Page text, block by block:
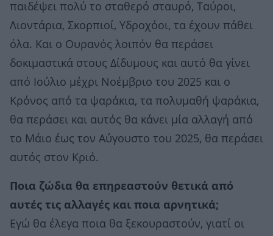
παιδέψει πολύ το σταθερό σταυρό, Ταύροι,
Λιοντάρια, Σκορπιοί, Υδροχόοι, τα έχουν πάθει
όλα. Και ο Ουρανός λοιπόν θα περάσει
δοκιμαστικά στους Δίδυμους και αυτό θα γίνει
από Ιούλιο μέχρι Νοέμβριο του 2025 και ο
Κρόνος από τα ψαράκια, τα πολυμαθή ψαράκια,
θα περάσει και αυτός θα κάνει μία αλλαγή από
το Μάιο έως τον Αύγουστο του 2025, θα περάσει
αυτός στον Κριό.
Ποια ζώδια θα επηρεαστούν θετικά από
αυτές τις αλλαγές και ποια αρνητικά;
Εγώ θα έλεγα ποια θα ξεκουραστούν, γιατί οι